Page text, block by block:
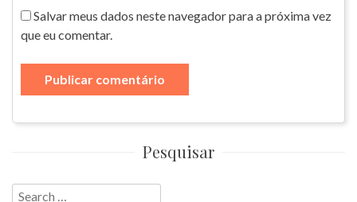
Salvar meus dados neste navegador para a próxima vez
que eu comentar.
Pesquisar
Search